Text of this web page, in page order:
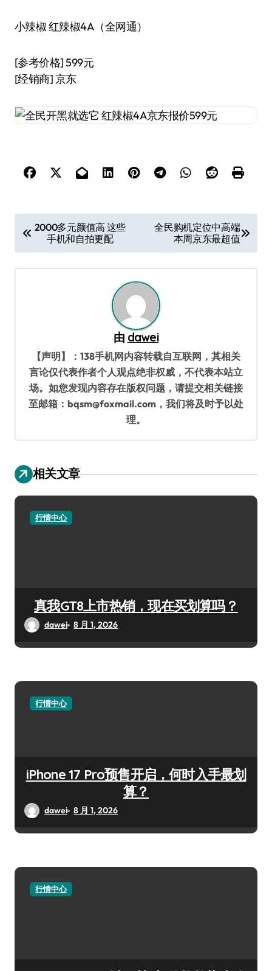
小辣椒 红辣椒4A（全网通）
[参考价格] 599元
[经销商] 京东
章
导
2000多元颜值高 这些
手机和自拍更配
全民购机定位中高端
本周京东最超值
由 dawei
【声明】：138手机网内容转载自互联网，其相关
言论仅代表作者个人观点绝非权威，不代表本站立
场。如您发现内容存在版权问题，请提交相关链接
至邮箱：bqsm@foxmail.com，我们将及时予以处
理。
相关文章
行情中心
真我GT8上市热销，现在买划算吗？
dawei 8 月 1, 2026
行情中心
iPhone 17 Pro预售开启，何时入手最划
算？
dawei 8 月 1, 2026
行情中心